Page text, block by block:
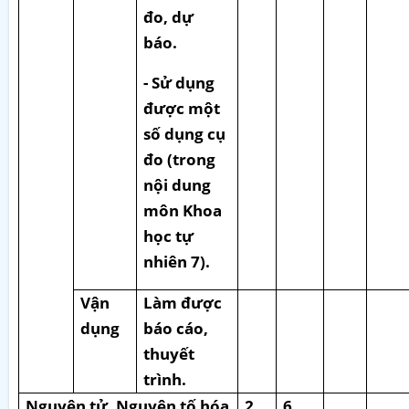
đo, dự
báo.
- Sử dụng
được một
số dụng cụ
đo (trong
nội dung
môn Khoa
học tự
nhiên 7).
Vận
dụng
Làm được
báo cáo,
thuyết
trình.